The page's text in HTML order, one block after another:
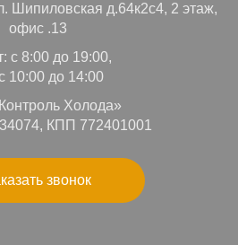
Шипиловская д.64к2с4, 2 этаж,
офис .13
с 8:00 до 19:00,
10:00 до 14:00
Холода»
КПП 772401001
звонок